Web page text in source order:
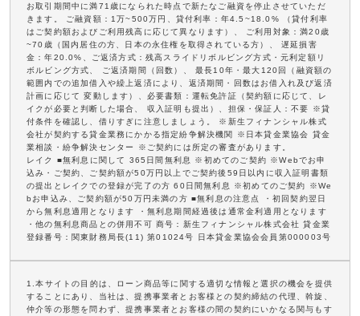
お取引期間中に満71歳になられた時点で新たなご融資を停止させていただ
きます。 ご融資額：1万~500万円、貸付利率：年4.5~18.0% （貸付利率
はご契約額およびご利用残高に応じて異なります）、 ご利用対象：満20歳
~70歳（国内居住の方、日本の永住権を取得されている方）、 遅延損害
金：年20.0%、ご返済方式：残高スライドリボルビング方式・元利定額リ
ボルビング方式、 ご返済期間（回数）、 最長10年・最大120回（融資額の
範囲内での追加借入や繰上返済により、返済期間・回数はお借入れ及び返済
計画に応じて 変動します）、必要書類：運転免許証（契約額に応じて、レ
イクが必要と判断した場合、 収入証明も提出）、担保・保証人：不要 ※貸
付条件を確認し、借りすぎに注意しましょう。 ※新生フィナンシャル株式
会社が契約する貸金業務にかかる指定紛争解決機関 ※日本貸金業協会 貸金
業相談・紛争解決センター ※ご契約には所定の審査があります。
レイク ■無利息に関して 365日間無利息 ※初めてのご契約 ※Webでお申
込み・ご契約、ご契約額が50万円以上でご契約後59日以内に収入証明書類
の提出とレイクでの登録が完了の方 60日間無利息 ※初めてのご契約 ※We
bお申込み、ご契約額が50万円未満の方 ■無利息の注意点 ・初回契約翌日
から無利息適用となります ・無利息期間経過後は通常金利適用となります
・他の無利息商品との併用不可 商号：新生フィナンシャル株式会社 貸金業
登録番号：関東財務局長(11) 第01024号 日本貸金業協会会員第000003号
1.本サイトの目的は、ローン商品等に関する適切な情報と選択の機会を提供
することにあり、当社は、提携事業者とお客様との契約締結の代理、斡旋、
仲介等の形態を問わず、提携事業者とお客様の間の契約にいかなる関与もす